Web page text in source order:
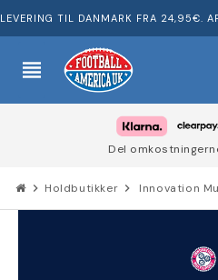
LEVERING TIL DANMARK FRA 24,95€.
view_headline
Del
chevron_right Holdbutikker chevron_right Innovation